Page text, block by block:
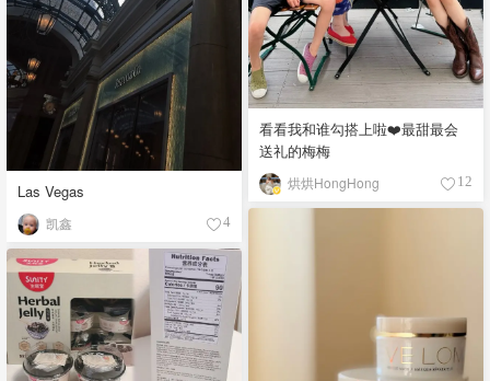
Las Vegas
凯鑫 4
看看我和谁勾搭上啦❤️最甜最会
送礼的梅梅
烘烘HongHong 12